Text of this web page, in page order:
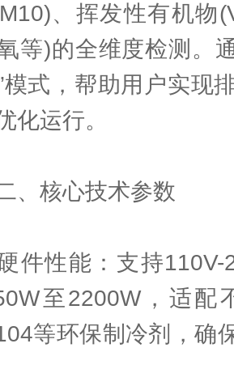
、挥发性有机物
等)的全维度检测。
模式，帮助用户实现
化运行。
核心技术参数
性能：支持110V-
至2200W，适配
等环保制冷剂，确